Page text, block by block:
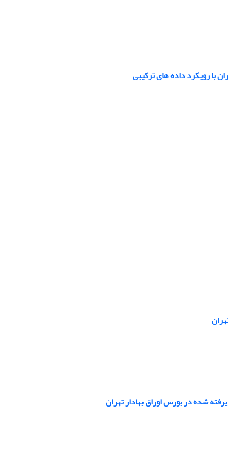
با رویکرد داده‏ های ترکیبی
شده در بورس اوراق بهادار تهران